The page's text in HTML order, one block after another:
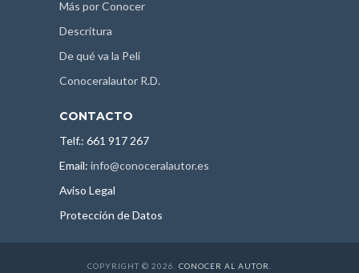
Más por Conocer
Descritura
De qué va la Peli
Conoceralautor R.D.
CONTACTO
Telf.: 661 917 267
Email: info@conoceralautor.es
Aviso Legal
Protección de Datos
COPYRIGHT © 2026. CONOCER AL AUTOR